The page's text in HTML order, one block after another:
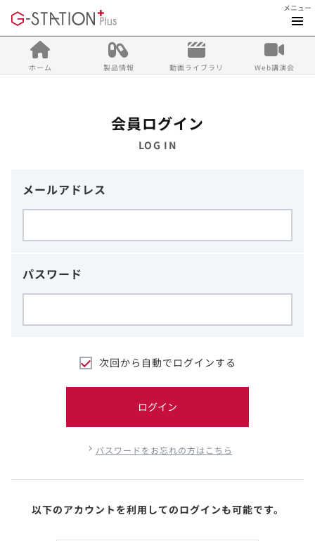
メニュー
ホーム 製品情報 動画ライブラリ Web講演会
会員ログイン
LOG IN
メールアドレス
パスワード
次回から自動でログインする
ログイン
パスワードをお忘れの方はこちら
以下のアカウントを利用してのログインも可能です。